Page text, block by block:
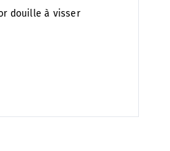
douille à visser